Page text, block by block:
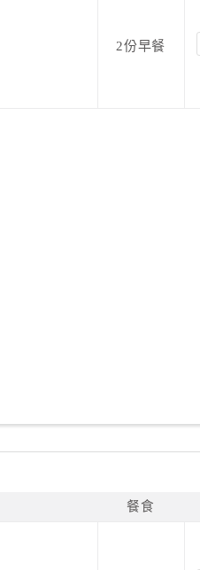
2份早餐
餐食